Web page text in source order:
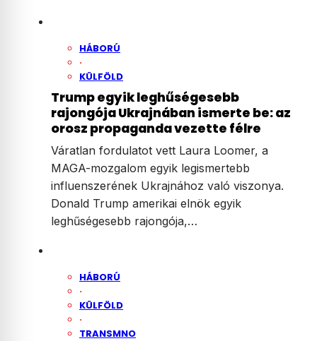
HÁBORÚ
·
KÜLFÖLD
Trump egyik leghűségesebb
rajongója Ukrajnában ismerte be: az
orosz propaganda vezette félre
Váratlan fordulatot vett Laura Loomer, a
MAGA-mozgalom egyik legismertebb
influenszerének Ukrajnához való viszonya.
Donald Trump amerikai elnök egyik
leghűségesebb rajongója,…
HÁBORÚ
·
KÜLFÖLD
·
TRANSMNO